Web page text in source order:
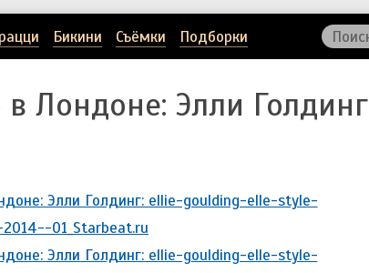
Бикини Съёмки Подборки
Лондоне: Элли Голдинг